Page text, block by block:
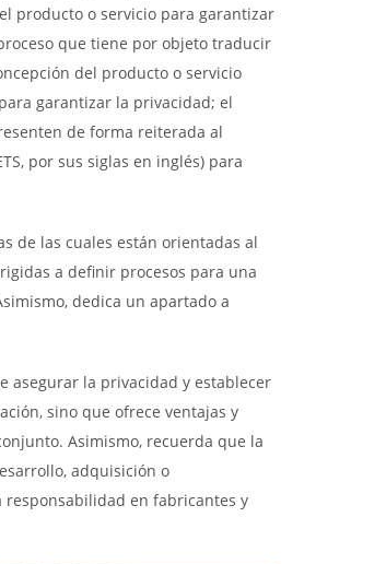
producto o servicio para garantizar
que tiene por objeto traducir
del producto o servicio
garantizar la privacidad; el
de forma reiterada al
por sus siglas en inglés) para
de las cuales están orientadas al
a definir procesos para una
dedica un apartado a
asegurar la privacidad y establecer
sino que ofrece ventajas y
Asimismo, recuerda que la
adquisición o
en fabricantes y